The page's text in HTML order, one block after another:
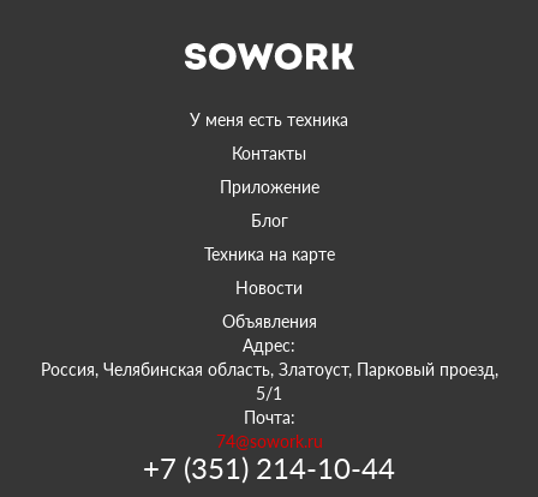
У меня есть техника
Контакты
Приложение
Блог
Техника на карте
Новости
Объявления
Адрес:
Россия, Челябинская область, Златоуст, Парковый проезд,
5/1
Почта:
74@sowork.ru
+7 (351) 214-10-44